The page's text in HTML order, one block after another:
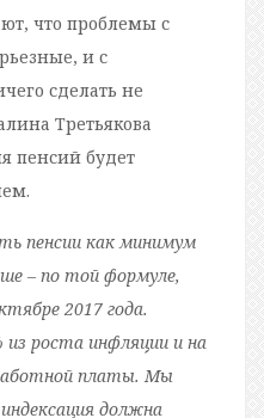
что проблемы с
и с
сделать не
Третьякова
пенсий будет
пенсии как минимум
– по той формуле,
2017 года.
роста инфляции и на
платы. Мы
должна